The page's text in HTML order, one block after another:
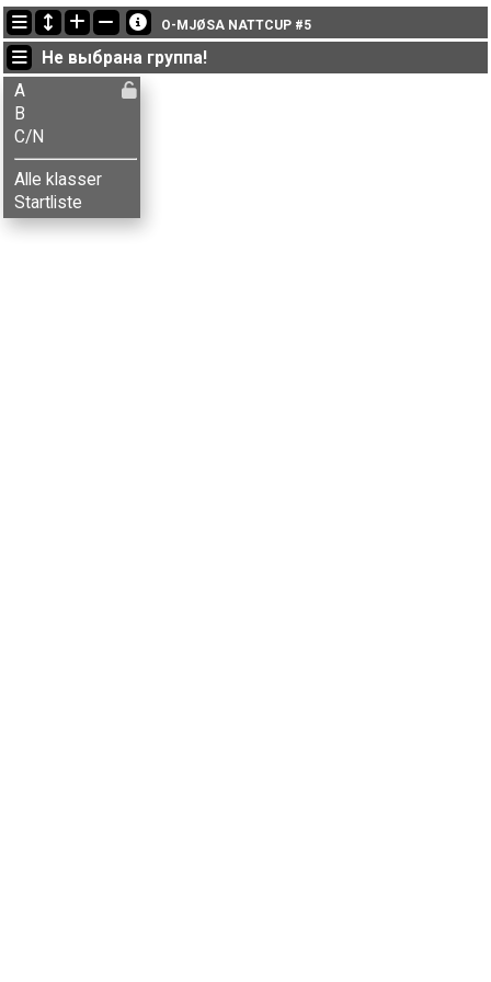
Последние обновления
17:27:26: Inger Røste (C/N) финишировал with status finished
16:36:42: Nataliia Kotok (B) финишировал с результатом 35:03 (4)
16:18:21: Erik Haugen (B) финишировал с результатом 44:29 (8)
O-MJØSA NATTCUP #5
Не выбрана группа!
A
B
C/N
Alle klasser
Startliste